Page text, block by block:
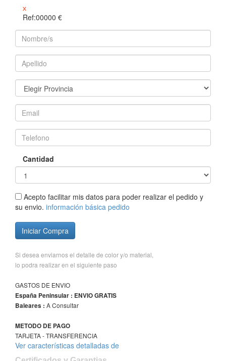
x
Ref:00000 €
Cantidad
Acepto facilitar mis datos para poder realizar el pedido y
su envio. información básica pedido
Iniciar Compra
Si desea enviarnos el detalle de color y/o material,
lo podra realizar en el siguiente paso
GASTOS DE ENVIO
España Peninsular : ENVIO GRATIS
Baleares : A Consultar
METODO DE PAGO
TARJETA - TRANSFERENCIA
Ver características detalladas de